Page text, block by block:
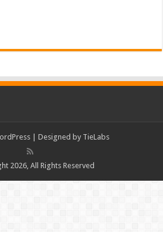
| Designed by TieLabs
2026, All Rights Reserved